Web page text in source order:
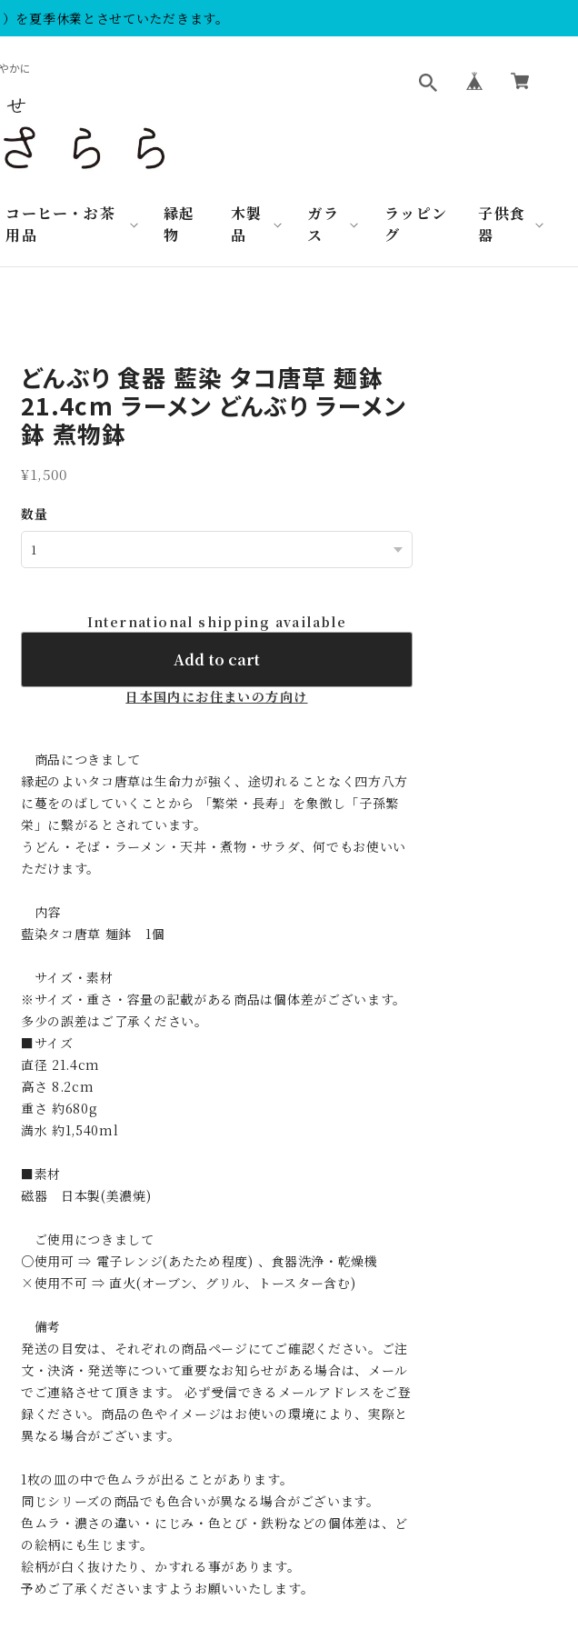
を夏季休業とさせていただきます。
かに
コーヒー・お茶
用品
縁起
物
木製
品
ガラ
ス
ラッピン
グ
子供食
器
どんぶり 食器 藍染 タコ唐草 麺鉢
21.4cm ラーメン どんぶり ラーメン
鉢 煮物鉢
¥1,500
数量
International shipping available
Add to cart
日本国内にお住まいの方向け
商品につきまして
縁起のよいタコ唐草は生命力が強く、途切れることなく四方八方
に蔓をのばしていくことから 「繁栄・長寿」を象徴し「子孫繁
栄」に繋がるとされています。
うどん・そば・ラーメン・天丼・煮物・サラダ、何でもお使いい
ただけます。
内容
藍染タコ唐草 麺鉢 1個
サイズ・素材
※サイズ・重さ・容量の記載がある商品は個体差がございます。
多少の誤差はご了承ください。
■サイズ
直径 21.4cm
高さ 8.2cm
重さ 約680g
満水 約1,540ml
■素材
磁器 日本製(美濃焼)
ご使用につきまして
○使用可 ⇒ 電子レンジ(あたため程度) 、食器洗浄・乾燥機
×使用不可 ⇒ 直火(オーブン、グリル、トースター含む)
備考
発送の目安は、それぞれの商品ページにてご確認ください。ご注
文・決済・発送等について重要なお知らせがある場合は、メール
でご連絡させて頂きます。 必ず受信できるメールアドレスをご登
録ください。商品の色やイメージはお使いの環境により、実際と
異なる場合がございます。
1枚の皿の中で色ムラが出ることがあります。
同じシリーズの商品でも色合いが異なる場合がございます。
色ムラ・濃さの違い・にじみ・色とび・鉄粉などの個体差は、ど
の絵柄にも生じます。
絵柄が白く抜けたり、かすれる事があります。
予めご了承くださいますようお願いいたします。